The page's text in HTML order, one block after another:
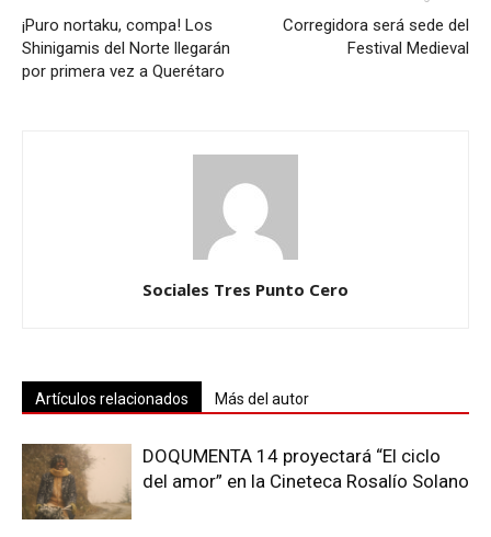
¡Puro nortaku, compa! Los
Shinigamis del Norte llegarán
por primera vez a Querétaro
Corregidora será sede del
Festival Medieval
Sociales Tres Punto Cero
Artículos relacionados Más del autor
DOQUMENTA 14 proyectará “El ciclo
del amor” en la Cineteca Rosalío Solano